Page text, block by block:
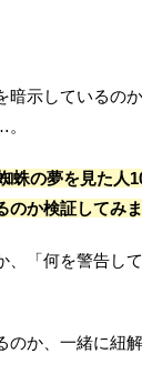
示しているの
の夢を見た人
か検証してみま
「何を警告し
か、一緒に紐